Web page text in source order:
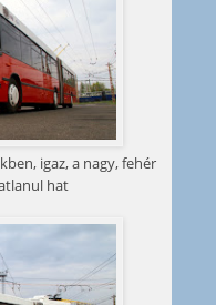
igaz, a nagy, fehér
hat